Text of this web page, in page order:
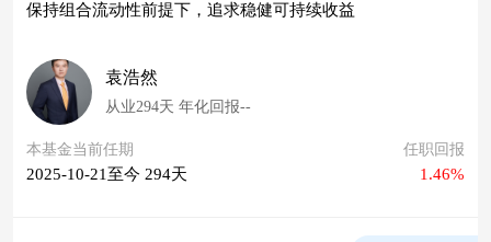
保持组合流动性前提下，追求稳健可持续收益
袁浩然
从业294天 年化回报--
本基金当前任期
2025-10-21至今 294天
任职回报
1.46%